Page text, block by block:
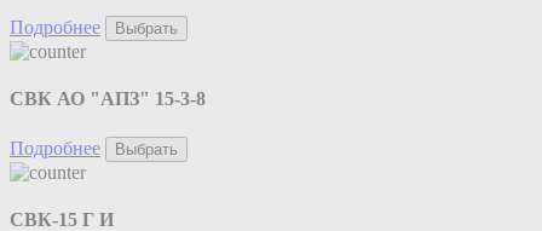
Подробнее Выбрать
СВК АО "АПЗ" 15-3-8
Подробнее Выбрать
СВК-15 Г И